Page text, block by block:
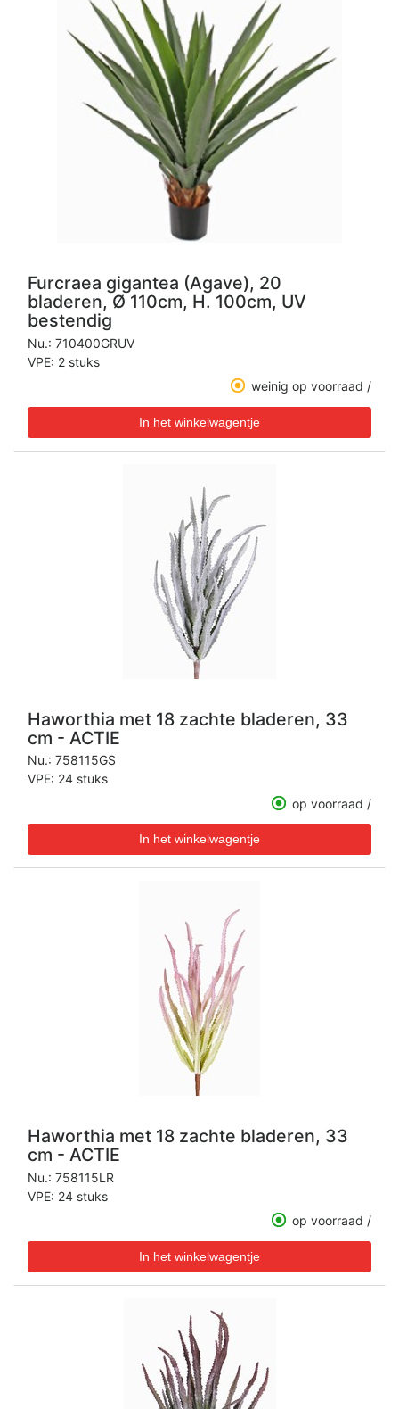
Furcraea gigantea (Agave), 20
bladeren, Ø 110cm, H. 100cm, UV
bestendig
Nu.: 710400GRUV
VPE: 2 stuks
weinig op voorraad /
Haworthia met 18 zachte bladeren, 33
cm - ACTIE
Nu.: 758115GS
VPE: 24 stuks
op voorraad /
Haworthia met 18 zachte bladeren, 33
cm - ACTIE
Nu.: 758115LR
VPE: 24 stuks
op voorraad /